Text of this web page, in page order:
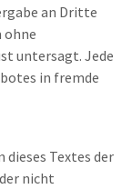
an Dritte
ohne
untersagt. Jede
in fremde
Textes der
nicht